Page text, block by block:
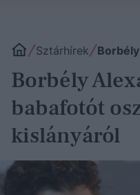
Sztárhírek
Borbély
babafotót
kislányáról